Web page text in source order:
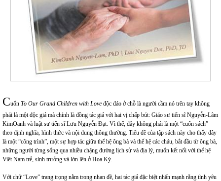
Cuốn To Our Grand Children with Love độc đáo ở chỗ là người cầm nó trên tay không
phải là một độc giả mà chính là đồng tác giả với hai vị chấp bút: Giáo sư tiến sĩ Nguyễn-Lâm
KimOanh và luật sư tiến sĩ Lưu Nguyễn Đạt. Vì thế, đây không phải là một “cuốn sách”
theo định nghĩa, hình thức và nội dung thông thường. Tiểu đề của tập sách này cho thấy đây
là một “công trình”, một sự hợp tác giữa thế hệ ông bà và thế hệ các cháu, bắt đầu từ ông bà,
những người từng sống qua nhiều chặng đường lịch sử và địa lý, muốn kết nối với thế hệ
Việt Nam trẻ, sinh trưởng và lớn lên ở Hoa Kỳ.
Với chữ “Love” trang trọng nằm trong nhan đề, hai tác giả đặc biệt nhấn mạnh rằng tình yêu